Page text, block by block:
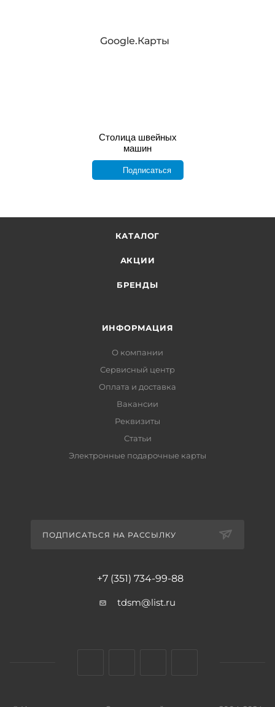
Google.Карты
Столица швейных
машин
Подписаться
КАТАЛОГ
АКЦИИ
БРЕНДЫ
ИНФОРМАЦИЯ
О компании
Сервисный центр
Оплата и доставка
Вакансии
Реквизиты
Статьи
Электронные подарочные карты
ПОДПИСАТЬСЯ НА РАССЫЛКУ
+7 (351) 734-99-88
tdsm@list.ru